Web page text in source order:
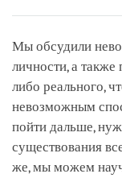
Мы обсудили
личности, а также
либо реального,
невозможным
пойти дальше,
существования
же, мы можем